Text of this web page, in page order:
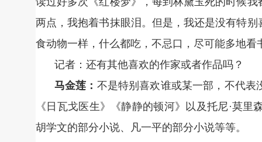
两点，我抱着书抹眼泪。但是，我还是没有特
食动物一样，什么都吃，不忌口，尽可能多地
记者：还有其他喜欢的作家或者作品吗？
马金莲： 不是特别喜欢谁或某一部，不代
《日瓦戈医生》《静静的顿河》以及托尼·莫
胡学文的部分小说、凡一平的部分小说等等。